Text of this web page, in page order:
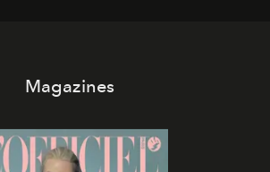
Magazines